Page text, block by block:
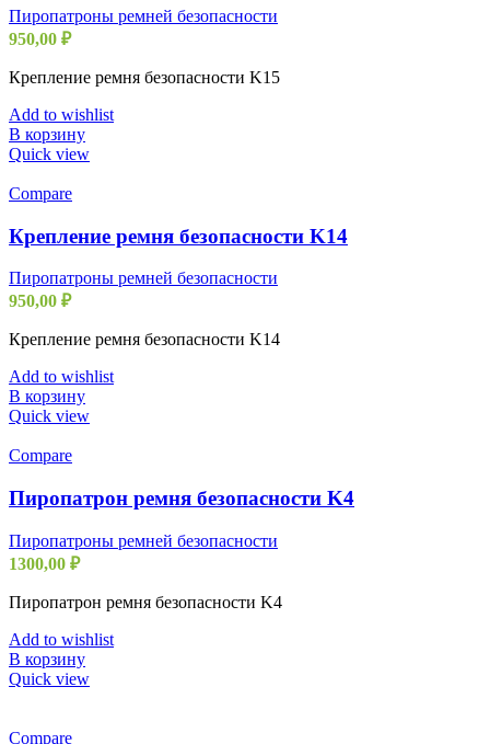
Пиропатроны ремней безопасности
950,00 ₽
Крепление ремня безопасности K15
Add to wishlist
В корзину
Quick view
Compare
Крепление ремня безопасности K14
Пиропатроны ремней безопасности
950,00 ₽
Крепление ремня безопасности K14
Add to wishlist
В корзину
Quick view
Compare
Пиропатрон ремня безопасности K4
Пиропатроны ремней безопасности
1300,00 ₽
Пиропатрон ремня безопасности K4
Add to wishlist
В корзину
Quick view
Compare